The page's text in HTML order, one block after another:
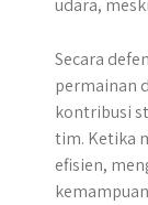
udara,
Secara
permainan
kontribusi
tim. Ketika
efisien,